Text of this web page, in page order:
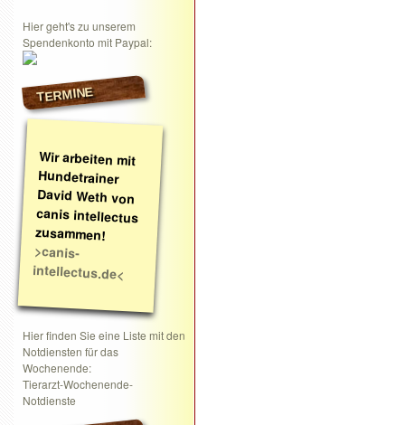
Hier geht's zu unserem
Spendenkonto mit Paypal:
TERMINE
Wir arbeiten mit
Hundetrainer
David Weth von
canis intellectus
zusammen!
>canis-
intellectus.de<
Hier finden Sie eine Liste mit den
Notdiensten für das
Wochenende:
Tierarzt-Wochenende-
Notdienste